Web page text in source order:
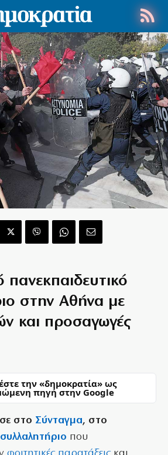
πανεκπαιδευτικό
στην Αθήνα με
και προσαγωγές
την «δημοκρατία» ως
πηγή στην Google
στο Σύνταγμα, στο
συλλαλητήριο που